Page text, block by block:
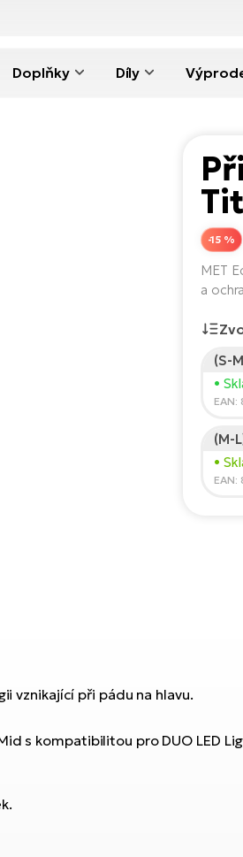
Doplňky Díly
-15 %
MET
a
(S-
•
(M-
•
EAN:
vznikající při pádu na hlavu.
s kompatibilitou pro DUO LED